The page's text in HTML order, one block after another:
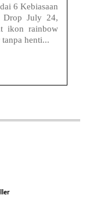
6 Kebiasaan
Drop July 24,
ikon rainbow
henti...